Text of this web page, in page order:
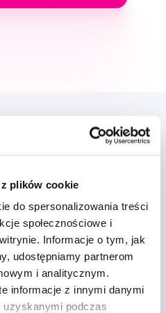
plików cookie
do spersonalizowania treści
społecznościowe i
Informacje o tym, jak
udostępniamy partnerom
i analitycznym.
informacje z innymi danymi
podczas
Zapisz się
nowościach i ofertach specjalnych i
danych osobowych w tym celu.